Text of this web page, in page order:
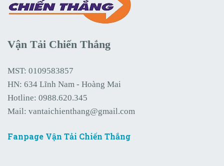
Vận Tải Chiến Thắng
MST: 0109583857
HN: 634 Lĩnh Nam - Hoàng Mai
Hotline: 0988.620.345
Mail: vantaichienthang@gmail.com
Fanpage Vận Tải Chiến Thắng